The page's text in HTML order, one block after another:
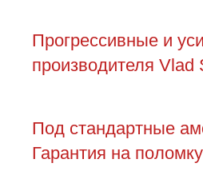
Прогрессивные и
производителя Vlad
Под стандартные
Гарантия на